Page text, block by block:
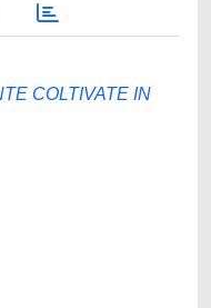
COLTIVATE IN